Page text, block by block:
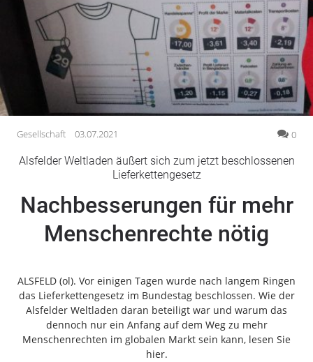
Gesundheit
Kultur
Lifestyle
Wirtschaft
Vogelsberg
Alsfeld
Lauterbach
Romrod
Homberg
Ohm
Antrifttal
Feldatal
Freiensteinau
Gemünden
Gesellschaft 03.07.2021 0
Alsfelder Weltladen äußert sich zum jetzt beschlossenen
Lieferkettengesetz
Nachbesserungen für mehr
Menschenrechte nötig
ALSFELD (ol). Vor einigen Tagen wurde nach langem Ringen
das Lieferkettengesetz im Bundestag beschlossen. Wie der
Alsfelder Weltladen daran beteiligt war und warum das
dennoch nur ein Anfang auf dem Weg zu mehr
Menschenrechten im globalen Markt sein kann, lesen Sie
hier.